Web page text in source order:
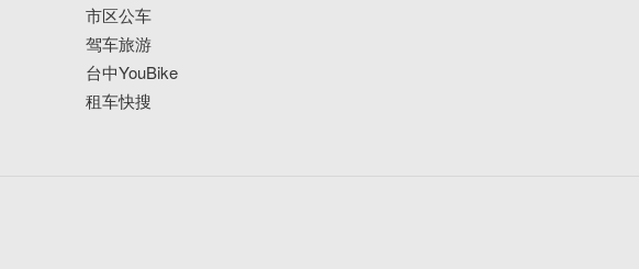
市区公车
驾车旅游
台中YouBike
租车快搜